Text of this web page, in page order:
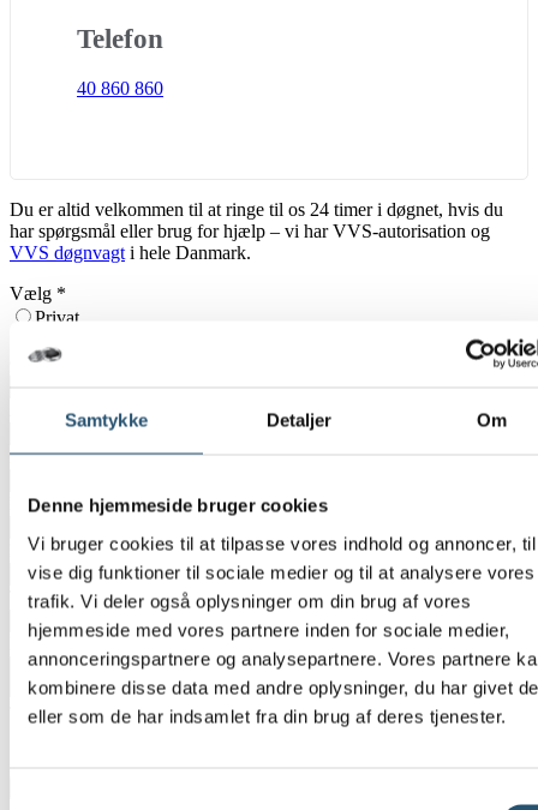
Samtykke Detaljer Om
Denne hjemmeside bruger cookies
Vi bruger cookies til at tilpasse vores indhold og annoncer,
vise dig funktioner til sociale medier og til at analysere vores
trafik. Vi deler også oplysninger om din brug af vores
hjemmeside med vores partnere inden for sociale medier,
annonceringspartnere og analysepartnere. Vores partnere
kombinere disse data med andre oplysninger, du har givet
eller som de har indsamlet fra din brug af deres tjenester.
Telefon
40 860 860
Du er altid velkommen til at ringe til os 24 timer i døgnet, hvis du
har spørgsmål eller brug for hjælp – vi har VVS-autorisation og
VVS døgnvagt i hele Danmark.
Vælg *
Privat
CVR-Nummer
Adresse
Postnummer*
By*
E-mail*
Telefon *
Besked*
Tilføj billeder eller tegninger